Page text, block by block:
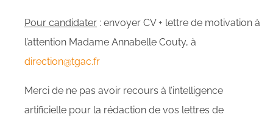
Pour candidater : envoyer CV + lettre de motivation à
l’attention Madame Annabelle Couty, à
direction@tgac.fr
Merci de ne pas avoir recours à l’intelligence
artificielle pour la rédaction de vos lettres de